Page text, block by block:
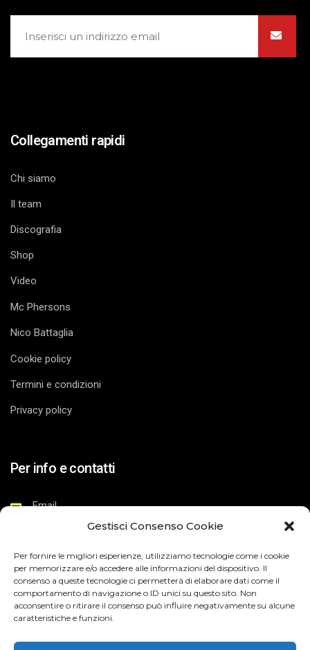
Gestisci Consenso Cookie
Per fornire le migliori esperienze, utilizziamo tecnologie come i cookie
per memorizzare e/o accedere alle informazioni del dispositivo. Il
consenso a queste tecnologie ci permetterà di elaborare dati come il
comportamento di navigazione o ID unici su questo sito. Non
acconsentire o ritirare il consenso può influire negativamente su alcune
caratteristiche e funzioni.
Collegamenti rapidi
Chi siamo
Il team
Discografia
Shop
Video
Mc Phersons
Nico Battaglia
Cookie policy
Termini e condizioni
Privacy policy
Per info e contatti
Email
info@piuvicino.it
Partita IVA
03737090120